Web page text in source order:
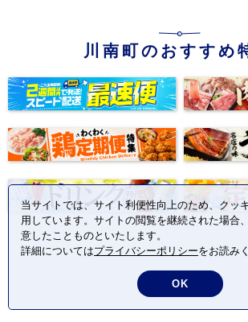
川南町のおすすめ
当サイトでは、サイト利便性向上のため、クッ
用しています。サイトの閲覧を継続された場合
意したことものといたします。
詳細についてはプライバシーポリシーをお読み
OK